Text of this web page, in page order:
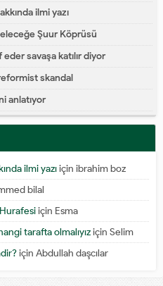
ilmi yazı
Şuur Köprüsü
savaşa katılır diyor
skandal
anlatıyor
ilmi yazıiçin ibrahim boz
bilal
için Esma
tarafta olmalıyıziçin Selim
için Abdullah daşcılar